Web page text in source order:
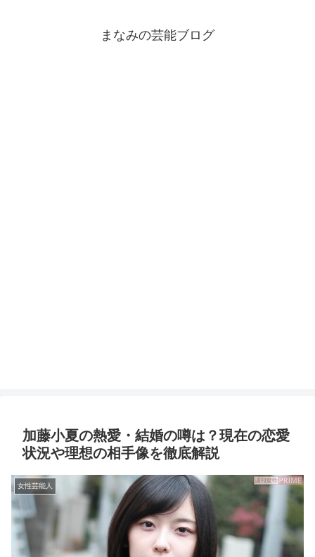
まなみの芸能ブログ
加藤小夏の熱愛・結婚の噂は？現在の恋愛
状況や理想の相手像を徹底解説
女性芸能人